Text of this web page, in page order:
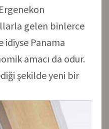
gelen binlerce
idiyse Panama
amacı da odur.
şekilde yeni bir